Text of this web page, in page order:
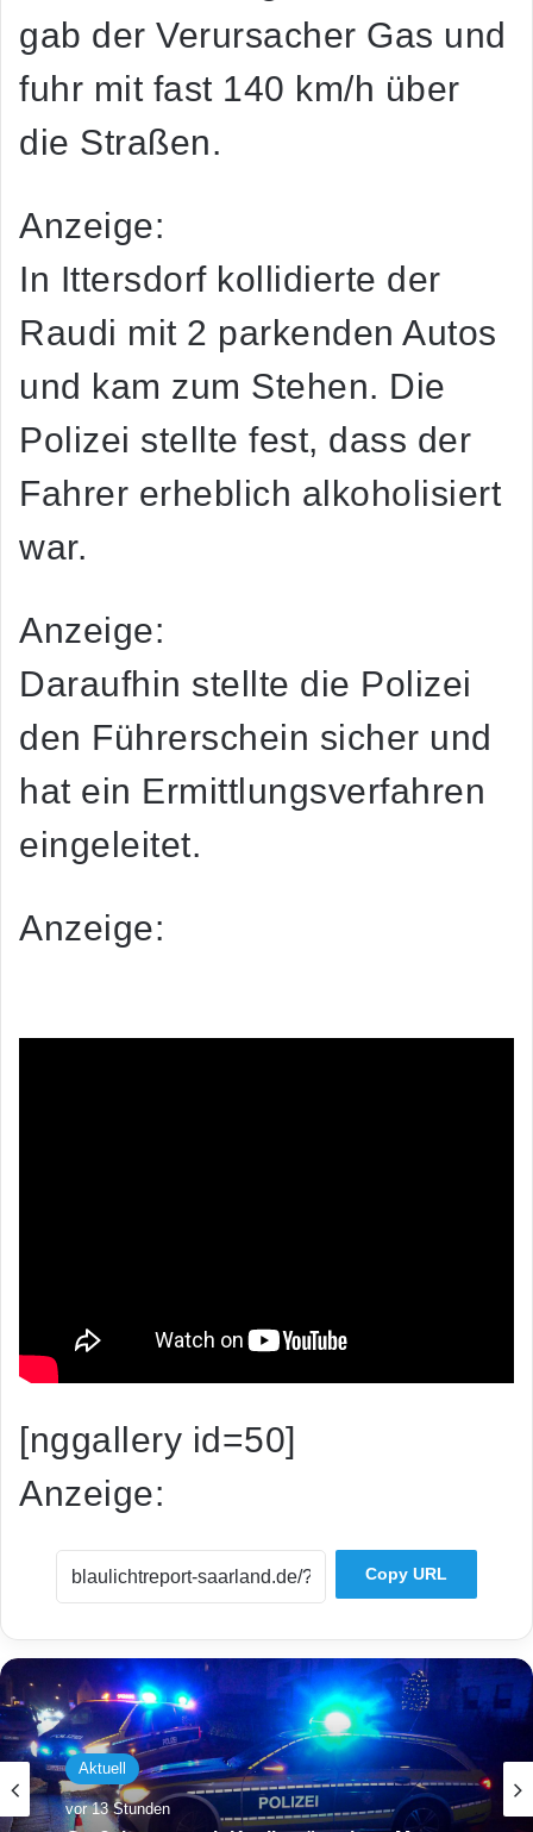
gab der Verursacher Gas und
fuhr mit fast 140 km/h über
die Straßen.
Anzeige:
In Ittersdorf kollidierte der
Raudi mit 2 parkenden Autos
und kam zum Stehen. Die
Polizei stellte fest, dass der
Fahrer erheblich alkoholisiert
war.
Anzeige:
Daraufhin stellte die Polizei
den Führerschein sicher und
hat ein Ermittlungsverfahren
eingeleitet.
Anzeige:
[nggallery id=50]
Anzeige:
Copy URL
Aktuell
vor 13 Stunden